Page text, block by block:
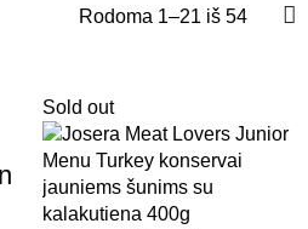
Rodoma 1–21 iš 54
Sold out